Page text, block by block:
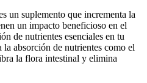
un suplemento que incrementa la
un impacto beneficioso en el
de nutrientes esenciales en tu
absorción de nutrientes como el
la flora intestinal y elimina